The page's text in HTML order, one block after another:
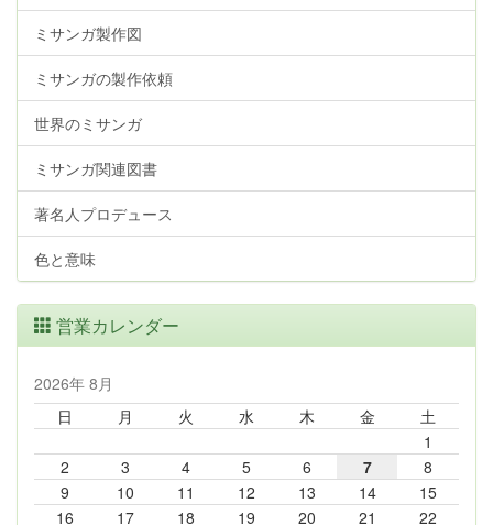
ミサンガ製作図
ミサンガの製作依頼
世界のミサンガ
ミサンガ関連図書
著名人プロデュース
色と意味
営業カレンダー
2026年 8月
日
月 火 水 木 金
土
1
2
3 4 5 6 7
8
9
10 11 12 13 14
15
16
17 18 19 20 21 22